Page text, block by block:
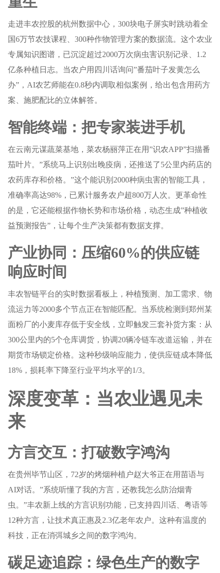
走进丰农控股的杭州数据中心，300块电子屏实时跳动着全
国6万节农技课程、300种作物管理方案的数据流。这个农业
专属知识图谱，已沉淀超过2000万次病虫害识别记录、1.2
亿条种植日志。当农户用四川话询问”番茄叶子发黄怎么
办”，AI农艺师能在0.8秒内调取相似案例，给出包含用药方
案、施肥配比的立体解答。
智能终端：把专家装进手机
在云南元谋蔬菜基地，菜农杨丽萍正在用”识农APP”扫描番
茄叶片。”系统马上识别出晚疫病，还推送了5公里内药店的
农药库存和价格。”这个能识别2000种病虫害的智能工具，
准确率高达98%，已累计服务农户超800万人次。更革命性
的是，它还能根据作物长势和市场价格，动态生成”种植收
益预测报告”，让每个生产决策都有数据支撑。
产业协同：压缩60%的供应链
响应时间
丰农智链平台的实时数据看板上，种植预测、加工需求、物
流运力等2000多个节点正在智能匹配。当系统检测到郑州某
面粉厂的小麦库存低于安全线，立即触发三套补货方案：从
300公里内的5个仓库调货，协调20辆冷链车改道运输，并在
期货市场锁定价格。这种秒级响应能力，使供应链成本降低
18%，损耗率下降至行业平均水平的1/3。
深度变革：当农业遇见未
来
方言交互：打破数字鸿沟
在贵州毕节山区，72岁的烤烟种植户赵大爷正在用苗语与
AI对话。”系统听懂了我的方言，还教我怎么防治烟青
虫。”丰农新上线的方言识别功能，已支持四川话、粤语等
12种方言，让技术真正惠及2.3亿老年农户。这种有温度的
科技，正在消弭城乡之间的数字鸿沟。
碳足迹追踪：绿色生产的数字